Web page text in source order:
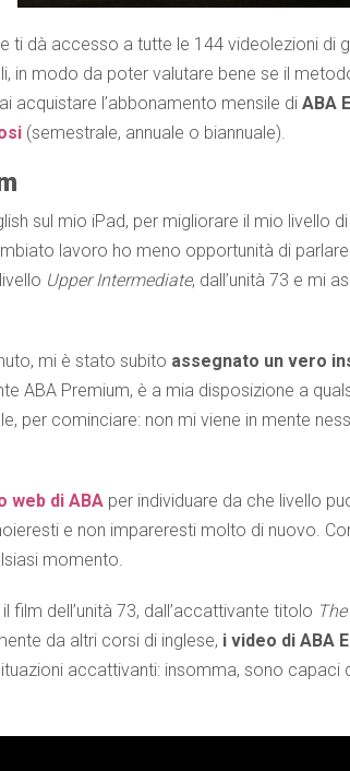
ti dà accesso a tutte le 144 videolezioni di
in modo da poter valutare bene se il
acquistare l’abbonamento mensile di ABA
(semestrale, annuale o biannuale).
sul mio iPad, per migliorare il mio livello
lavoro ho meno opportunità di
Upper Intermediate, dall’unità 73 e mi
mi è stato subito assegnato un vero
ABA Premium, è a mia disposizione a
per cominciare: non mi viene in mente
web di ABA per individuare da che livello
e non impareresti molto di nuovo.
momento.
film dell’unità 73, dall’accattivante titolo
da altri corsi di inglese, i video di ABA
accattivanti: insomma, sono capaci